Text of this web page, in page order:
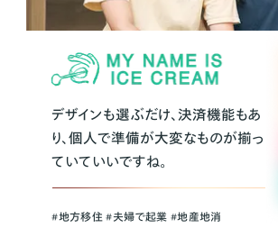
デザインも選ぶだけ、決済機能もあ
り、個人で準備が大変なものが揃っ
ていていいですね。
#地方移住 #夫婦で起業 #地産地消